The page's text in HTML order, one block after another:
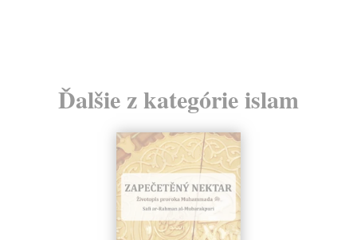
Ďalšie z kategórie islam